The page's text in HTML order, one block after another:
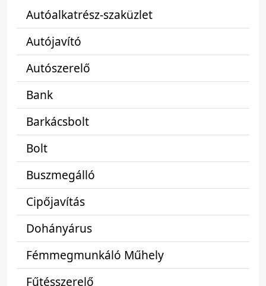
Autóalkatrész-szaküzlet
Autójavító
Autószerelő
Bank
Barkácsbolt
Bolt
Buszmegálló
Cipőjavítás
Dohányárus
Fémmegmunkáló Műhely
Fűtésszerelő